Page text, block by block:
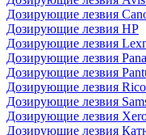
Дозирующие лезвия
Дозирующие лезвия HP
Дозирующие лезвия
Дозирующие лезвия
Дозирующие лезвия
Дозирующие лезвия
Дозирующие лезвия
Дозирующие лезвия
Дозирующие лезвия